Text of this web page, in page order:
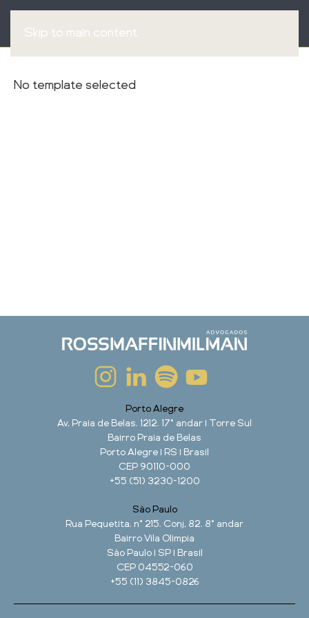
Skip to main content
No template selected
Porto Alegre
Av. Praia de Belas, 1212, 17° andar | Torre Sul
Bairro Praia de Belas
Porto Alegre | RS | Brasil
CEP 90110-000
+55 (51) 3230-1200
São Paulo
Rua Pequetita, n° 215, Conj. 82, 8° andar
Bairro Vila Olimpia
São Paulo | SP | Brasil
CEP 04552-060
+55 (11) 3845-0826